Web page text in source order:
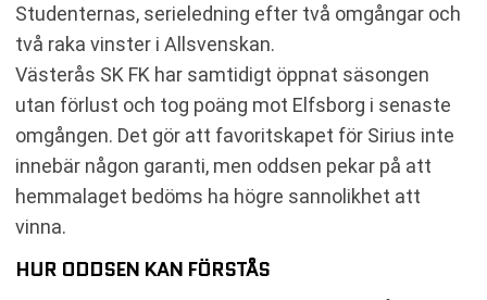
Studenternas, serieledning efter två omgångar och
två raka vinster i Allsvenskan.
Västerås SK FK har samtidigt öppnat säsongen
utan förlust och tog poäng mot Elfsborg i senaste
omgången. Det gör att favoritskapet för Sirius inte
innebär någon garanti, men oddsen pekar på att
hemmalaget bedöms ha högre sannolikhet att
vinna.
HUR ODDSEN KAN FÖRSTÅS